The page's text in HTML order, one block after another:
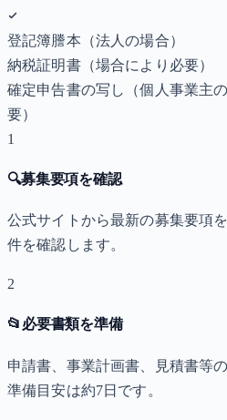
登記簿謄本（法人の場合）
納税証明書（場合により必要）
確定申告書の写し（個人事業主の
要）
1
🔍募集要項を確認
公式サイトから最新の募集要項
件を確認します。
2
📂 必要書類を準備
申請書、事業計画書、見積書等
準備目安は約7日です。